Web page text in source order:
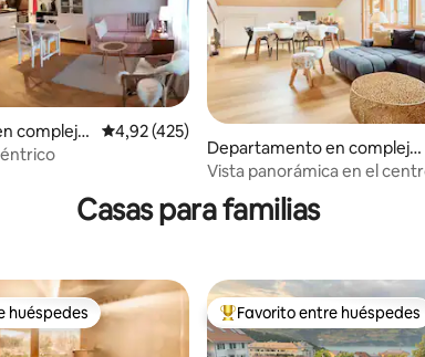
246 evaluaciones
complejo
Calificación promedio: 4,92 de 5. 425
4,92 (425)
Departamento en complejo
residencial en Kandersteg
Vista panorámica en el
- Oeschinenparadise
Casas para familias
huéspedes más destacados
huéspedes Favorito entre los
Favorito entre huéspedes